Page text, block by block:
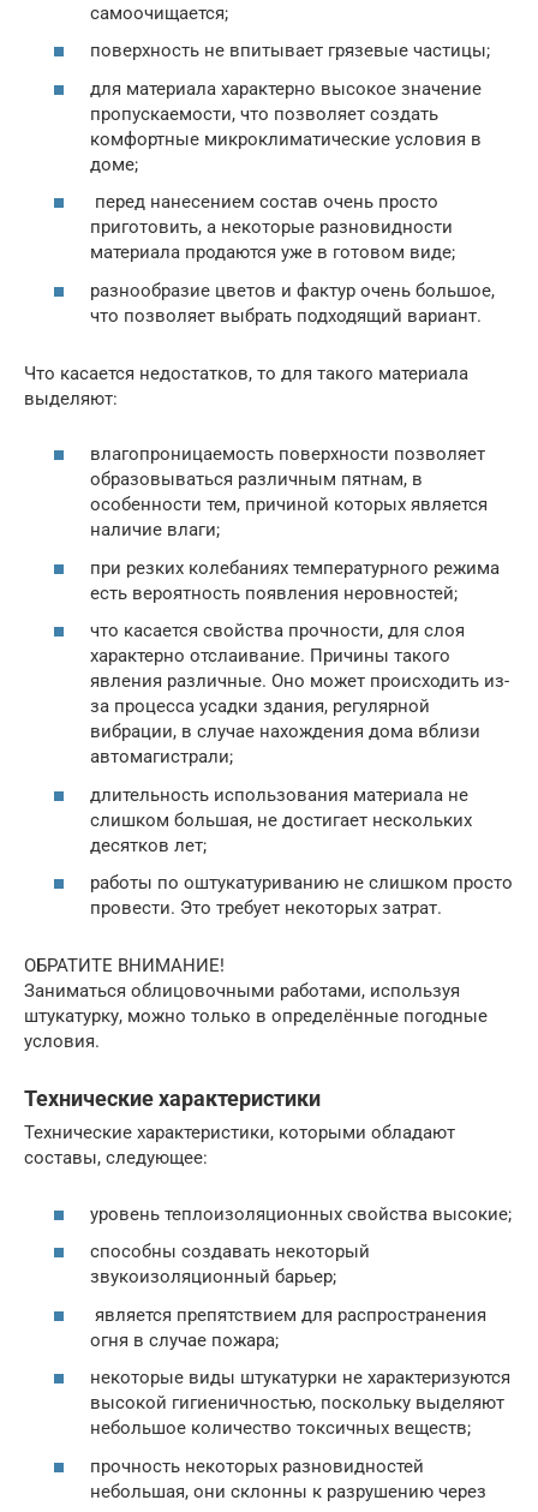
самоочищается;
поверхность не впитывает грязевые частицы;
для материала характерно высокое значение
пропускаемости, что позволяет создать
комфортные микроклиматические условия в
доме;
перед нанесением состав очень просто
приготовить, а некоторые разновидности
материала продаются уже в готовом виде;
разнообразие цветов и фактур очень большое,
что позволяет выбрать подходящий вариант.
Что касается недостатков, то для такого материала
выделяют:
влагопроницаемость поверхности позволяет
образовываться различным пятнам, в
особенности тем, причиной которых является
наличие влаги;
при резких колебаниях температурного режима
есть вероятность появления неровностей;
что касается свойства прочности, для слоя
характерно отслаивание. Причины такого
явления различные. Оно может происходить из-
за процесса усадки здания, регулярной
вибрации, в случае нахождения дома вблизи
автомагистрали;
длительность использования материала не
слишком большая, не достигает нескольких
десятков лет;
работы по оштукатуриванию не слишком просто
провести. Это требует некоторых затрат.
ОБРАТИТЕ ВНИМАНИЕ!
Заниматься облицовочными работами, используя
штукатурку, можно только в определённые погодные
условия.
Технические характеристики
Технические характеристики, которыми обладают
составы, следующее:
уровень теплоизоляционных свойства высокие;
способны создавать некоторый
звукоизоляционный барьер;
является препятствием для распространения
огня в случае пожара;
некоторые виды штукатурки не характеризуются
высокой гигиеничностью, поскольку выделяют
небольшое количество токсичных веществ;
прочность некоторых разновидностей
небольшая, они склонны к разрушению через